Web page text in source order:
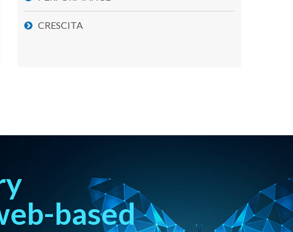
CRESCITA
based